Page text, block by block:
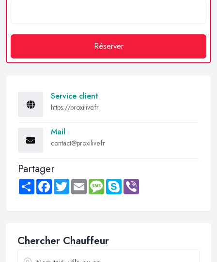
Réserver
Service client
https://proxilive.fr
Mail
contact@proxilive.fr
Partager
Share FacebookTwitter Email MessageSkype
Chercher Chauffeur